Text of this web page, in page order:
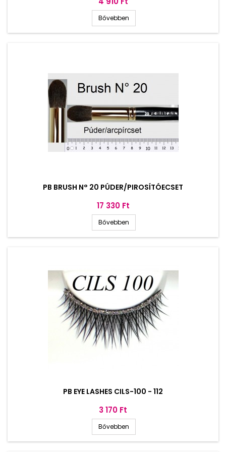
Bővebben
PB BRUSH N° 20 PÚDER/PIROSÍTÓECSET
Ár
17 330 Ft
Bővebben
PB EYE LASHES CILS-100 - 112
Ár
3 170 Ft
Bővebben